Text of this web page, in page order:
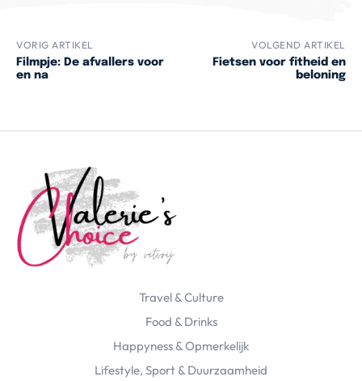
VORIG ARTIKEL
Filmpje: De afvallers voor
en na
VOLGEND ARTIKEL
Fietsen voor fitheid en
beloning
Travel & Culture
Food & Drinks
Happyness & Opmerkelijk
Lifestyle, Sport & Duurzaamheid